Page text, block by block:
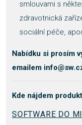
smlouvami s
zdravotnická
sociální péče,
Nabídku si prosím
emailem
Kde nájdem produkt
SOFTWARE DO